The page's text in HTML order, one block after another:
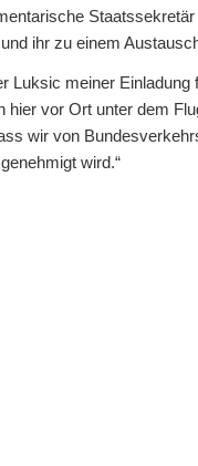
ihr zu einem
Luksic meiner
vor Ort unter dem
wir von
wird.“